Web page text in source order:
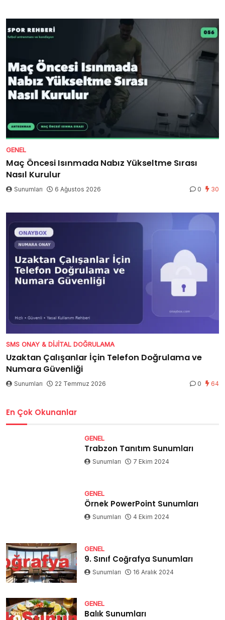
GENEL
Maç Öncesi Isınmada Nabız Yükseltme Sırası
Nasıl Kurulur
Sunumları 6 Ağustos 2026 0 30
SMS ONAY & DIJITAL DOĞRULAMA
Uzaktan Çalışanlar İçin Telefon Doğrulama ve
Numara Güvenliği
Sunumları 22 Temmuz 2026 0 64
En Çok Okunanlar
GENEL
Trabzon Tanıtım Sunumları
Sunumları 7 Ekim 2024
GENEL
Örnek PowerPoint Sunumları
Sunumları 4 Ekim 2024
GENEL
9. Sınıf Coğrafya Sunumları
Sunumları 16 Aralık 2024
GENEL
Balık Sunumları